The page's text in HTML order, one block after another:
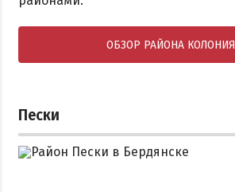
ОБЗОР РАЙОНА КОЛОНИЯ
Пески